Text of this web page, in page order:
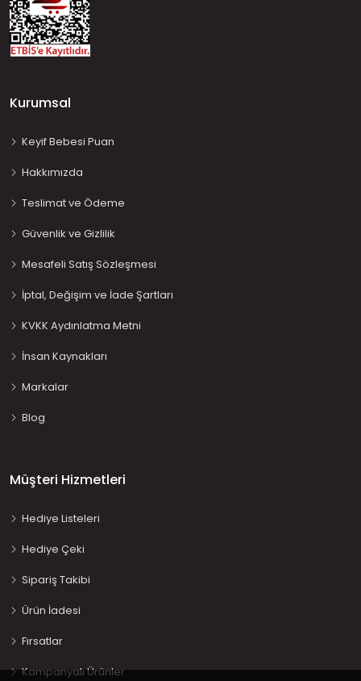
Kurumsal
Keyif Bebesi Puan
Hakkımızda
Teslimat ve Ödeme
Güvenlik ve Gizlilik
Mesafeli Satış Sözleşmesi
İptal, Değişim ve İade Şartları
KVKK Aydınlatma Metni
İnsan Kaynakları
Markalar
Blog
Müşteri Hizmetleri
Hediye Listeleri
Hediye Çeki
Sipariş Takibi
Ürün İadesi
Fırsatlar
Kampanyalı Ürünler